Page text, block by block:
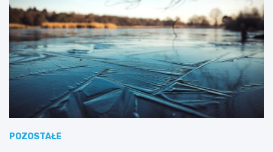
POZOSTAŁE